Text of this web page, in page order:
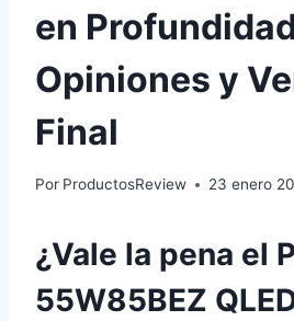
en
Opiniones y
Final
Por ProductosReview 23 enero
¿Vale la pena el
55W85BEZ